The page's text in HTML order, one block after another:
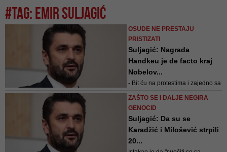
#tag: emir suljagić
OSUDE NE PRESTAJU
PRISTIZATI
Suljagić: Nagrada
Handkeu je de facto kraj
Nobelov...
- Bit ću na protestima i zajedno sa
grupom majki, supruga, sestara i
je napad na našu istoriju, napad
na naše iskustvo i napad na naše
pravo na postojanje - dodao je
ZAŠTO SE I DALJE NEGIRA
GENOCID
Suljagić: Da su se
Karadžić i Milošević strpili
20...